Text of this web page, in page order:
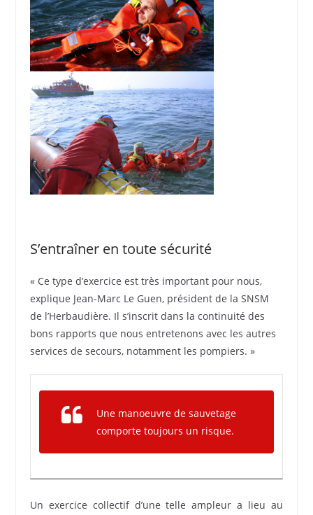
S’entraîner en toute sécurité
« Ce type d’exercice est très important pour nous,
explique Jean-Marc Le Guen, président de la SNSM
de l’Herbaudière. Il s’inscrit dans la continuité des
bons rapports que nous entretenons avec les autres
services de secours, notamment les pompiers. »
Une manoeuvre de sauvetage
comporte toujours un risque.
Un exercice collectif d’une telle ampleur a lieu au